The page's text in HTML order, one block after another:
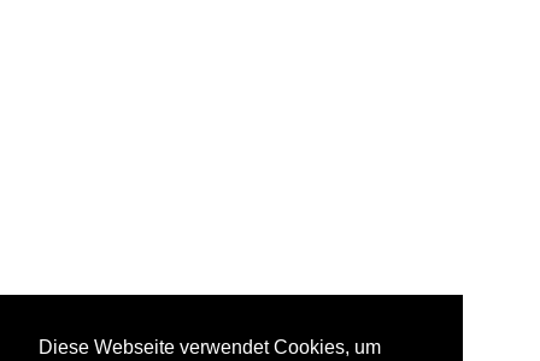
Diese Webseite verwendet Cookies, um